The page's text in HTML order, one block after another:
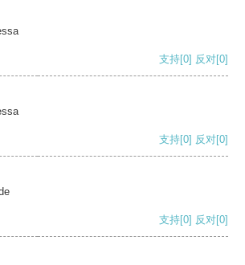
支持[0] 反对[0]
支持[0] 反对[0]
支持[0] 反对[0]